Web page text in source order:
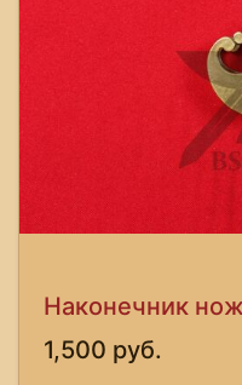
Наконечник
1,500 руб.